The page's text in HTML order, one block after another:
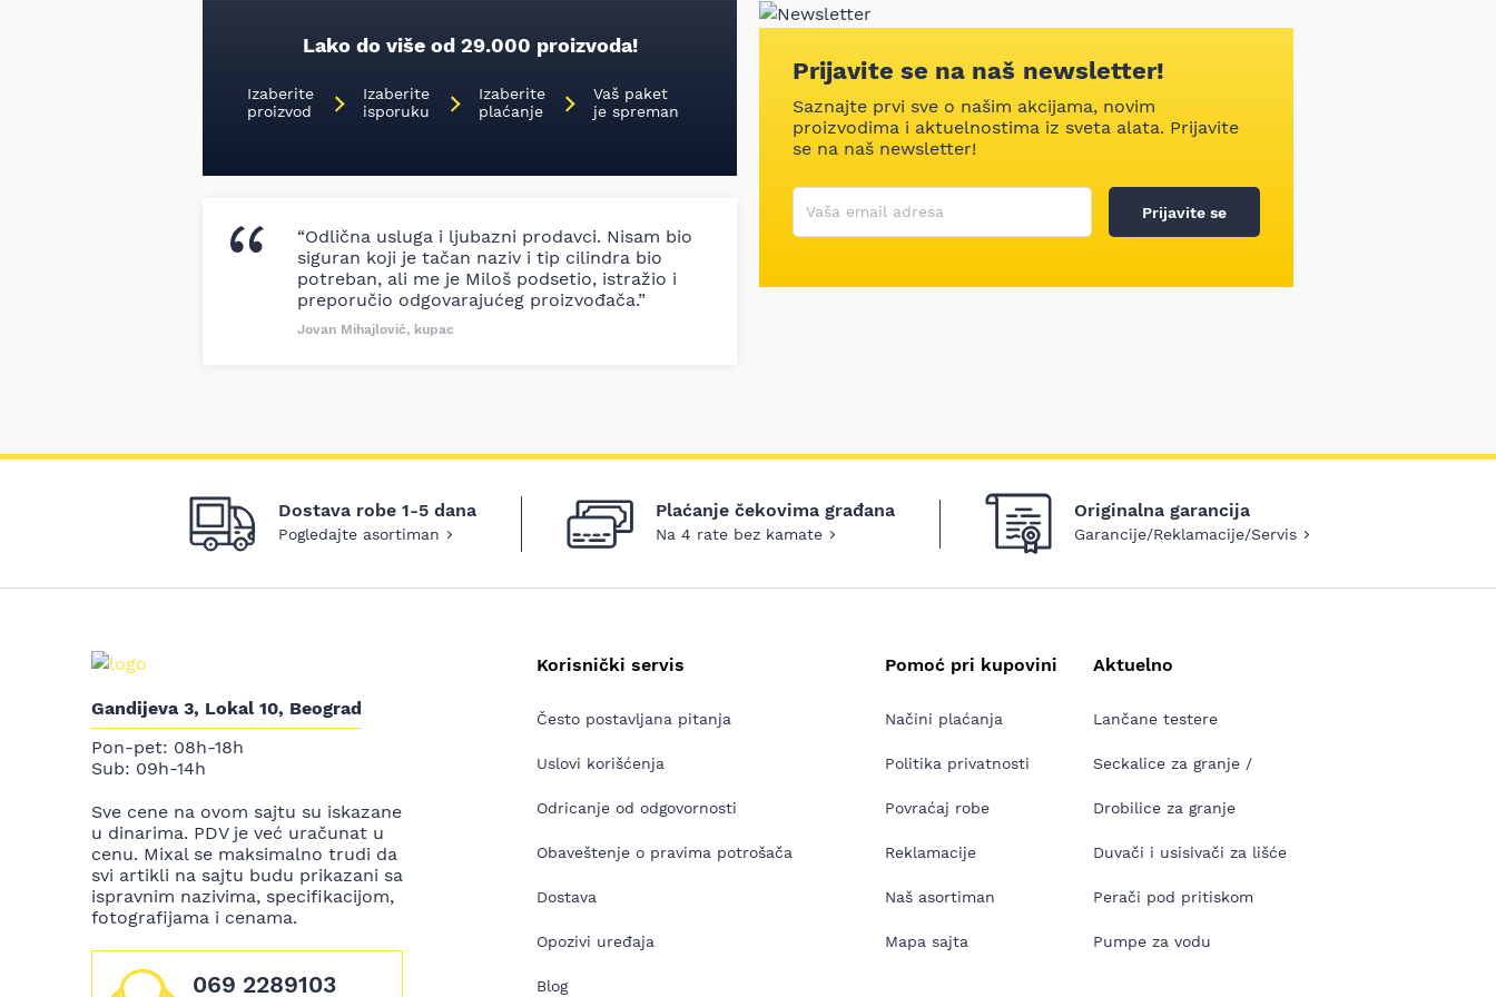
Lako do više od 29.000 proizvoda!
Izaberite
proizvod
Izaberite
isporuku
Izaberite
plaćanje
Vaš paket
je spreman
“Odlična usluga i ljubazni prodavci. Nisam bio
siguran koji je tačan naziv i tip cilindra bio
potreban, ali me je Miloš podsetio, istražio i
preporučio odgovarajućeg proizvođača.”
Jovan Mihajlović, kupac
Prijavite se na naš newsletter!
Saznajte prvi sve o našim akcijama, novim
proizvodima i aktuelnostima iz sveta alata. Prijavite
se na naš newsletter!
Korisničko ime
Vaša email adresa
Prijavite se
Dostava robe 1-5 dana
Pogledajte asortiman
Plaćanje čekovima građana
Na 4 rate bez kamate
Originalna garancija
Garancije/Reklamacije/Servis
Gandijeva 3, Lokal 10, Beograd
Pon-pet: 08h-18h
Sub: 09h-14h
Sve cene na ovom sajtu su iskazane
u dinarima. PDV je već uračunat u
cenu. Mixal se maksimalno trudi da
svi artikli na sajtu budu prikazani sa
ispravnim nazivima, specifikacijom,
fotografijama i cenama.
069 2289103
Korisnički servis
Često postavljana pitanja
Uslovi korišćenja
Odricanje od odgovornosti
Obaveštenje o pravima potrošača
Dostava
Opozivi uređaja
Blog
Pomoć pri kupovini
Načini plaćanja
Politika privatnosti
Povraćaj robe
Reklamacije
Naš asortiman
Mapa sajta
Aktuelno
Lančane testere
Seckalice za granje /
Drobilice za granje
Duvači i usisivači za lišće
Perači pod pritiskom
Pumpe za vodu